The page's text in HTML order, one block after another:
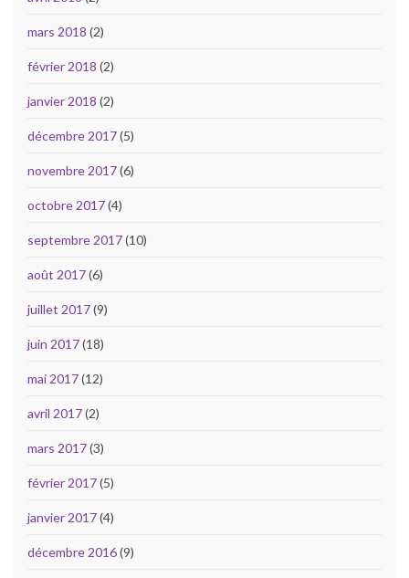
mars 2018 (2)
février 2018 (2)
janvier 2018 (2)
décembre 2017(5)
novembre 2017(6)
octobre 2017(4)
septembre 2017(10)
août 2017(6)
juillet 2017(9)
juin 2017(18)
mai 2017(12)
avril 2017(2)
mars 2017(3)
février 2017(5)
janvier 2017(4)
décembre 2016(9)